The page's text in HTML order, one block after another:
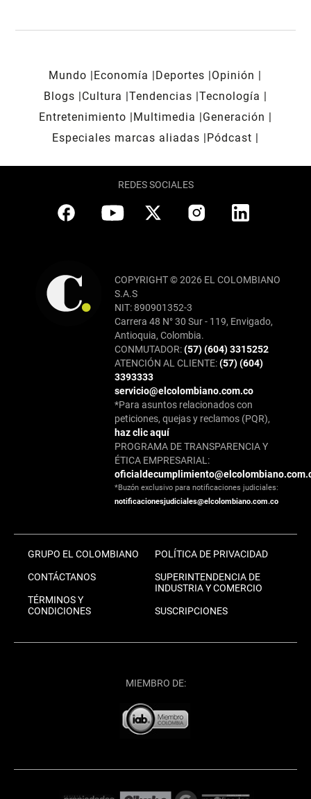
Mundo Economía Deportes
Opinión
Blogs
Cultura Tendencias Tecnología
Entretenimiento
Multimedia
Generación
Especiales marcas aliadas
Pódcast
REDES SOCIALES
COPYRIGHT © 2026 EL COLOMBIANO
S.A.S
NIT: 890901352-3
Carrera 48 N° 30 Sur - 119, Envigado,
Antioquia, Colombia.
CONMUTADOR:(57) (604) 3315252
ATENCIÓN AL CLIENTE:(57) (604)
3393333
servicio@elcolombiano.com.co
*Para asuntos relacionados con
peticiones, quejas y reclamos (PQR),
haz clic aquí
PROGRAMA DE TRANSPARENCIA Y
ÉTICA EMPRESARIAL:
*Buzón exclusivo para notificaciones judiciales:
notificacionesjudiciales@elcolombiano.com.co
GRUPO EL COLOMBIANO
CONTÁCTANOS
TÉRMINOS Y
CONDICIONES
POLÍTICA DE PRIVACIDAD
SUPERINTENDENCIA DE
INDUSTRIA Y COMERCIO
SUSCRIPCIONES
MIEMBRO DE: